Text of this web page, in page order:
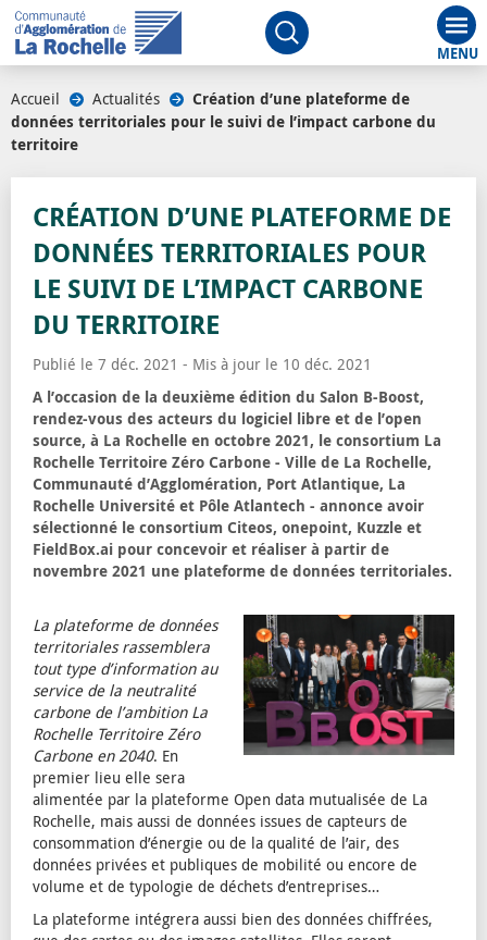
Ouvrir le moteur de
Accueil Actualités
Création d’une plateforme de
données territoriales pour le suivi de l’impact carbone du
territoire
CRÉATION D’UNE PLATEFORME DE
DONNÉES TERRITORIALES POUR
LE SUIVI DE L’IMPACT CARBONE
DU TERRITOIRE
Publié le 7 déc. 2021 - Mis à jour le 10 déc. 2021
A l’occasion de la deuxième édition du Salon B-Boost,
rendez-vous des acteurs du logiciel libre et de l’open
source, à La Rochelle en octobre 2021, le consortium La
Rochelle Territoire Zéro Carbone - Ville de La Rochelle,
Communauté d’Agglomération, Port Atlantique, La
Rochelle Université et Pôle Atlantech - annonce avoir
sélectionné le consortium Citeos, onepoint, Kuzzle et
FieldBox.ai pour concevoir et réaliser à partir de
novembre 2021 une plateforme de données territoriales.
La plateforme de données
territoriales rassemblera
tout type d’information au
service de la neutralité
carbone de l’ambition La
Rochelle Territoire Zéro
Carbone en 2040. En
premier lieu elle sera
alimentée par la plateforme Open data mutualisée de La
Rochelle, mais aussi de données issues de capteurs de
consommation d’énergie ou de la qualité de l’air, des
données privées et publiques de mobilité ou encore de
volume et de typologie de déchets d’entreprises…
La plateforme intégrera aussi bien des données chiffrées,